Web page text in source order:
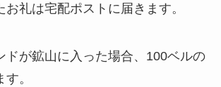
お礼は宅配ポストに届きます。
ドが鉱山に入った場合、100ベルの
。